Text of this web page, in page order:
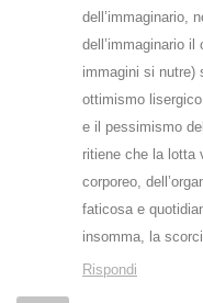
dell’immaginario,
dell’immaginario
immagini si nutre)
ottimismo
e il pessimismo
ritiene che la lotta
corporeo,
faticosa e
insomma, la
Rispondi